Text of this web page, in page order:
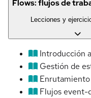
Flows: flujos de
Lecciones y
Introducción
Gestión de
Flujos event-